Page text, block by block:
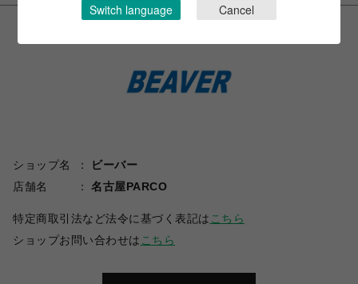
ショップ名
ビーバー
店舗名
名古屋PARCO
特定商取引法など法令に基づく表記は こちら
ショップお問い合わせは こちら
Switch language Cancel